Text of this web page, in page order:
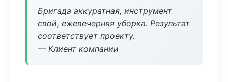
Бригада аккуратная, инструмент
свой, ежевечерняя уборка. Результат
соответствует проекту.
— Клиент компании